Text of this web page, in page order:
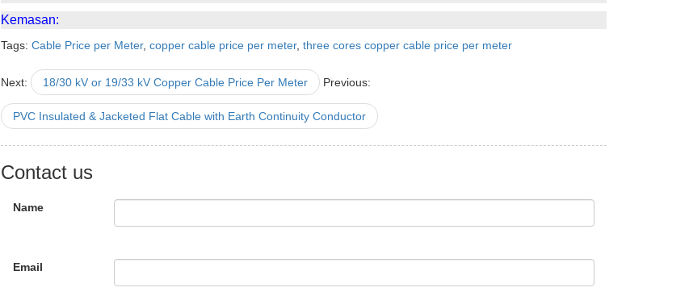
Kemasan:
Tags: Cable Price per Meter, copper cable price per meter, three cores copper cable price per meter
Next: 18/30 kV or 19/33 kV Copper Cable Price Per Meter Previous:
PVC Insulated & Jacketed Flat Cable with Earth Continuity Conductor
Contact us
Name
Email